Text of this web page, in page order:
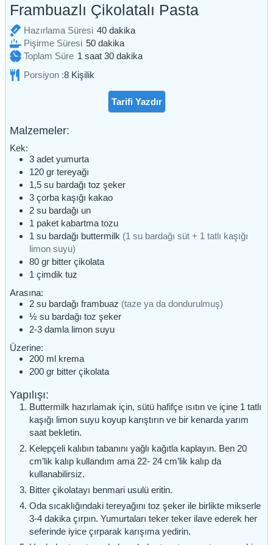
Frambuazlı Çikolatalı Pasta
Hazırlama Süresi 40dakika
dakika
Pişirme Süresi 50dakika
dakika
Toplam Süre 1 saat
saat 30dakika
dakika
Porsiyon :8 Kişilik
Tarifi Yazdır
Malzemeler:
Kek:
3 adet yumurta
120 gr tereyağı
1,5 su bardağı toz şeker
3 çorba kaşığı kakao
2 su bardağı un
1 paket kabartma tozu
1 su bardağı buttermilk (1 su bardağı süt + 1 tatlı kaşığı
limon suyu)
80 gr bitter çikolata
1 çimdik tuz
Arasına:
2 su bardağı frambuaz (taze ya da dondurulmuş)
½ su bardağı toz şeker
2-3 damla limon suyu
Üzerine:
200 ml krema
200 gr bitter çikolata
Yapılışı:
Buttermilk hazırlamak için, sütü hafifçe ısıtın ve içine 1 tatlı
kaşığı limon suyu koyup karıştırın ve bir kenarda yarım
saat bekletin.
Kelepçeli kalıbın tabanını yağlı kağıtla kaplayın. Ben 20
cm’lik kalıp kullandım ama 22- 24 cm’lik kalıp da
kullanabilirsiz.
Bitter çikolatayı benmari usulü eritin.
Oda sıcaklığındaki tereyağını toz şeker ile birlikte mikserle
3-4 dakika çırpın. Yumurtaları teker teker ilave ederek her
seferinde iyice çırparak karışıma yedirin.